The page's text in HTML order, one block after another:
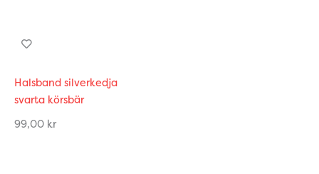
Halsband silverkedja
svarta körsbär
99,00 kr